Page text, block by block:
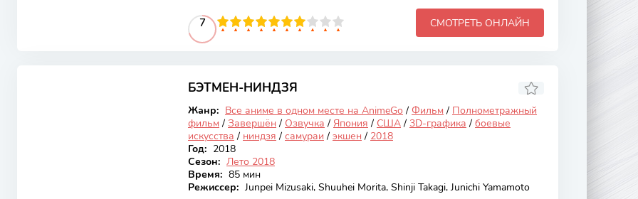
привлекает зрителей своим необычным сюжетом и харизматичными
персонажами, которые сталкиваются с различными испытаниями на
пути к самопознанию и пониманию своего места в новом мире.
исследовать параллельный мир. Он сталкивается с
7
4 5 6 7 8 9 10 СМОТРЕТЬ ОНЛАЙН
БЭТМЕН-НИНДЗЯ
Жанр: Все аниме в одном месте на AnimeGo / Фильм / Полнометражный
фильм / Завершён / Озвучка / Япония / США / 3D-графика / боевые
искусства / ниндзя / самураи / экшен / 2018
Год: 2018
Сезон: Лето 2018
Время: 85 мин
Режиссер: Junpei Mizusaki, Shuuhei Morita, Shinji Takagi, Junichi Yamamoto